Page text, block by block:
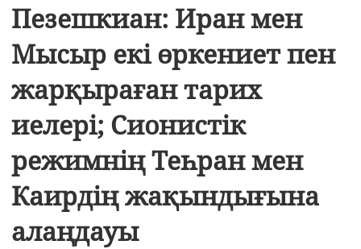
Пезешкиан: Иран мен
Мысыр екі өркениет пен
жарқыраған тарих
иелері; Сионистік
режимнің Теһран мен
Каирдің жақындығына
алаңдауы